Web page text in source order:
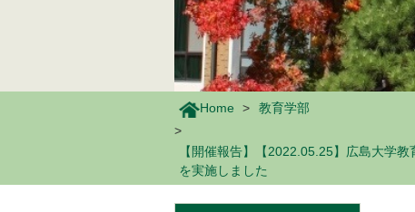
Home 教育学部
【開催報告】【2022.05.25】広島大学
を実施しました